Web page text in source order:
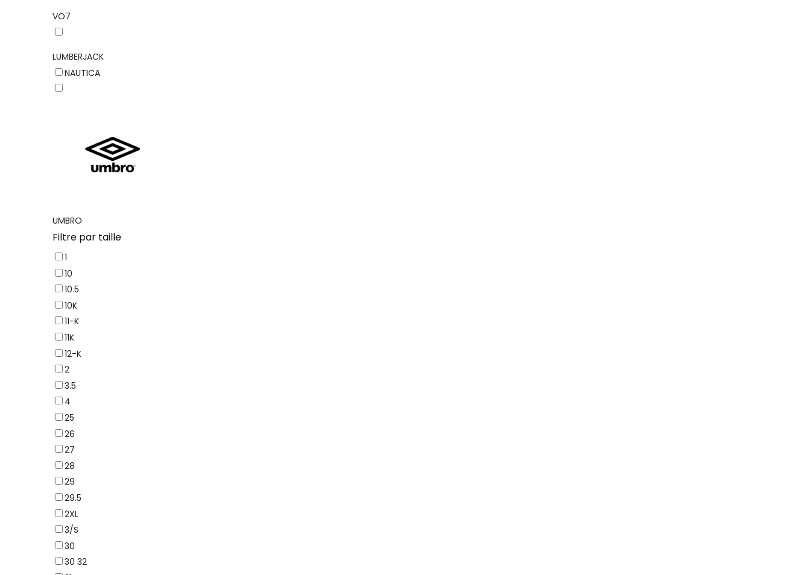
VO7
LUMBERJACK
NAUTICA
UMBRO
Filtre par taille
1
10
10.5
10K
11-K
11K
12-K
2
3.5
4
25
26
27
28
29
29.5
2XL
3/S
30
30 32